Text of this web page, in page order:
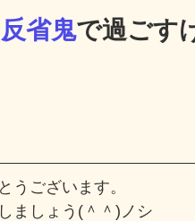
反省鬼で過ごす
うございます。
ましょう(＾＾)ノシ